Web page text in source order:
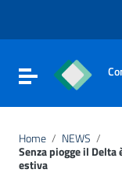
Vai al footer
Attiva / disattiva
Home / NEWS /
Senza piogge il
estiva